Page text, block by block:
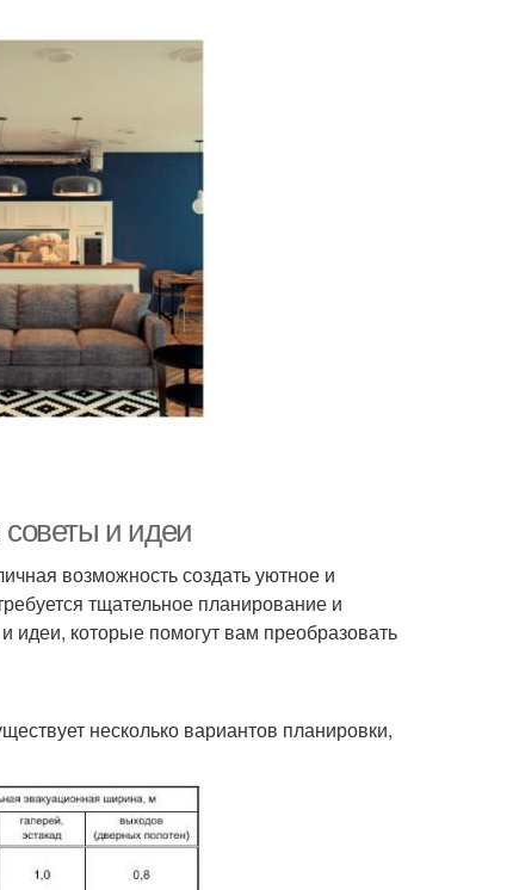
и идеи
возможность создать уютное и
тщательное планирование и
идеи, которые помогут вам преобразовать
несколько вариантов планировки,